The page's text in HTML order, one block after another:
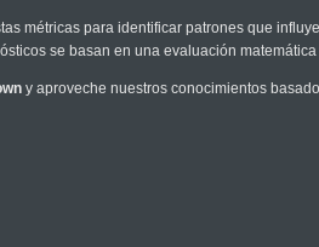
métricas para identificar patrones que
se basan en una evaluación
y aproveche nuestros conocimientos